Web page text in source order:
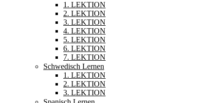
1. LEKTION
2. LEKTION
3. LEKTION
4. LEKTION
5. LEKTION
6. LEKTION
7. LEKTION
Schwedisch Lernen
1. LEKTION
2. LEKTION
3. LEKTION